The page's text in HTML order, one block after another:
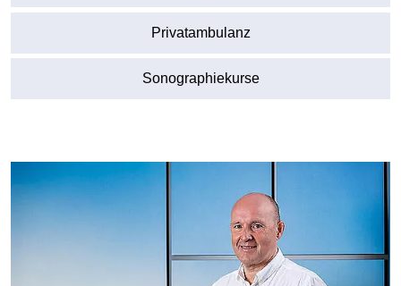
Privatambulanz
Sonographiekurse